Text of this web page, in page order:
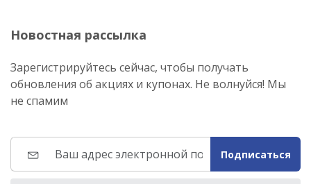
Новостная рассылка
Зарегистрируйтесь сейчас, чтобы получать
обновления об акциях и купонах. Не волнуйся! Мы
не спамим
Подписаться